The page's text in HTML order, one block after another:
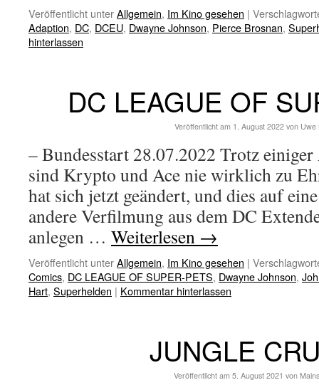
Veröffentlicht unterAllgemein, Im Kino gesehen |
Adaption, DC, DCEU, Dwayne Johnson, Pierce Brosnan,
hinterlassen
DC LEAGUE OF
Veröffentlicht am 1. August 2022 von Uwe
– Bundesstart 28.07.2022 Trotz
sind Krypto und Ace nie wirklich zu
hat sich jetzt geändert, und dies auf
andere Verfilmung aus dem DC
anlegen … Weiterlesen →
Veröffentlicht unterAllgemein, Im Kino gesehen |
Comics, DC LEAGUE OF SUPER-PETS, Dwayne Johnson,
Hart, Superhelden | Kommentar hinterlassen
JUNGLE
Veröffentlicht am 5. August 2021 von